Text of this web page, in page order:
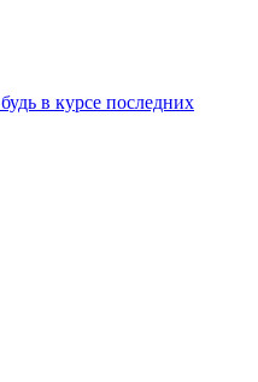
в курсе последних